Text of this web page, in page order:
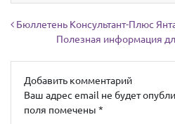
Навигация по
Бюллетень Консультант-Плюс
Полезная информация
Добавить комментарий
Ваш адрес email не будет
поля помечены *